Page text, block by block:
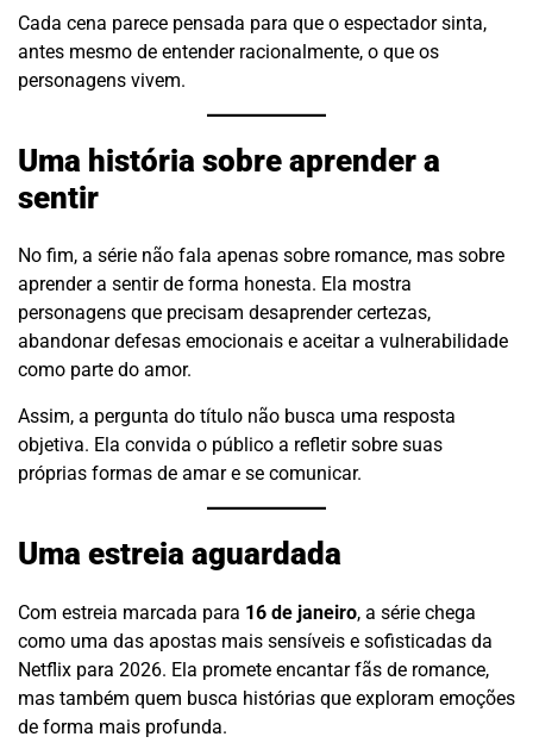
Cada cena parece pensada para que o espectador sinta,
antes mesmo de entender racionalmente, o que os
personagens vivem.
Uma história sobre aprender a
sentir
No fim, a série não fala apenas sobre romance, mas sobre
aprender a sentir de forma honesta. Ela mostra
personagens que precisam desaprender certezas,
abandonar defesas emocionais e aceitar a vulnerabilidade
como parte do amor.
Assim, a pergunta do título não busca uma resposta
objetiva. Ela convida o público a refletir sobre suas
próprias formas de amar e se comunicar.
Uma estreia aguardada
Com estreia marcada para 16 de janeiro, a série chega
como uma das apostas mais sensíveis e sofisticadas da
Netflix para 2026. Ela promete encantar fãs de romance,
mas também quem busca histórias que exploram emoções
de forma mais profunda.